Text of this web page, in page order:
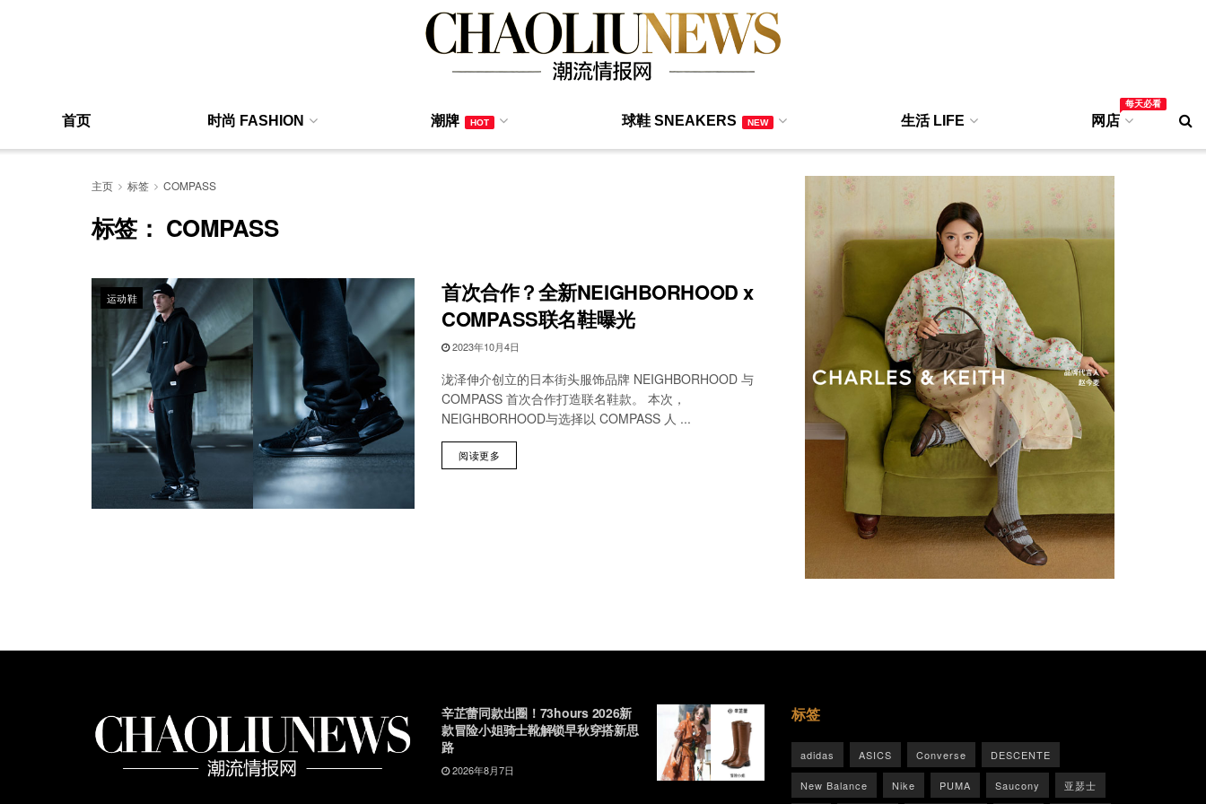
首页 时尚 FASHION 潮牌 HOT 球鞋 SNEAKERS NEW 生活 LIFE 网店
每天必看
主页 标签 COMPASS
标签： COMPASS
运动鞋
首次合作？全新NEIGHBORHOOD x
COMPASS联名鞋曝光
2023年10月4日
泷泽伸介创立的日本街头服饰品牌 NEIGHBORHOOD 与
COMPASS 首次合作打造联名鞋款。 本次，
NEIGHBORHOOD与选择以 COMPASS 人 ...
阅读更多
辛芷蕾同款出圈！73hours 2026新
款冒险小姐骑士靴解锁早秋穿搭新思
路
2026年8月7日
标签
adidas ASICS Converse DESCENTE
New Balance Nike PUMA Saucony 亚瑟士